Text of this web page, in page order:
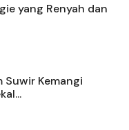
yang Renyah dan
Suwir Kemangi